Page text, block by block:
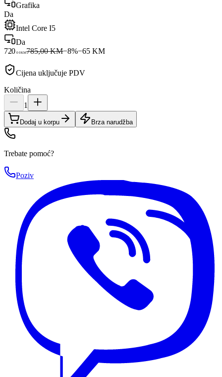
Grafika
Da
Intel Core I5
Da
720 00KM785,00 KM−8%−65 KM
Cijena uključuje PDV
Količina
1
Dodaj u korpu Brza narudžba
Trebate pomoć?
Poziv